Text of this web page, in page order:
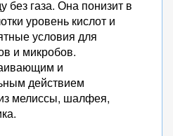
газа. Она понизит в
уровень кислот и
условия для
и микробов.
и
действием
мелиссы, шалфея,